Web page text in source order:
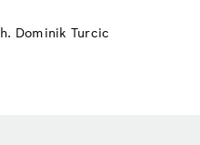
Dominik Turcic